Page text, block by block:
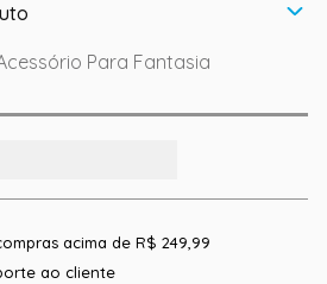
Para Fantasia
acima de R$ 249,99
ao cliente